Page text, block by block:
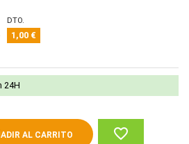
DTO.
1,00 €
24H
AL CARRITO favorite_border